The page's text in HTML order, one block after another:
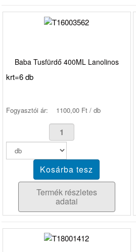
Baba Tusfürdő 400ML Lanolinos
krt=6 db
Fogyasztói ár: 1100,00 Ft / db
Termék részletes
adatai